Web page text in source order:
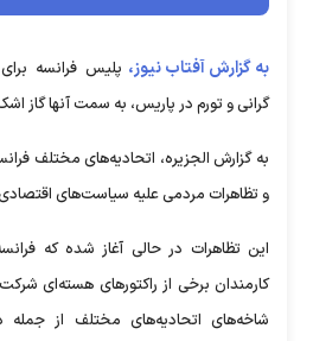
به گزارش آفتاب نیوز، پلیس فرانسه
گرانی و تورم در پاریس، به سمت آنها گاز
به گزارش الجزیره، اتحادیه‌های مختلف
و تظاهرات مردمی علیه سیاست‌های
این تظاهرات در حالی آغاز شده که
کارمندان برخی از راکتورهای هسته‌ای
شاخه‌های اتحادیه‌های مختلف از